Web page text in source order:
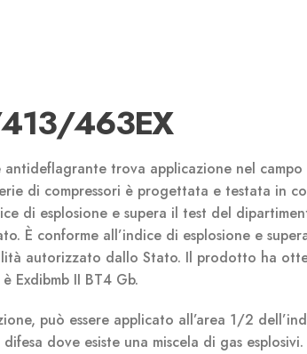
413/463EX
antideflagrante trova applicazione nel
di compressori è progettata e testata in
di esplosione e supera il test del
È conforme all’indice di esplosione e
autorizzato dallo Stato. Il prodotto ha
Exdibmb II BT4 Gb.
può essere applicato all’area 1/2
dove esiste una miscela di gas esplosivi.